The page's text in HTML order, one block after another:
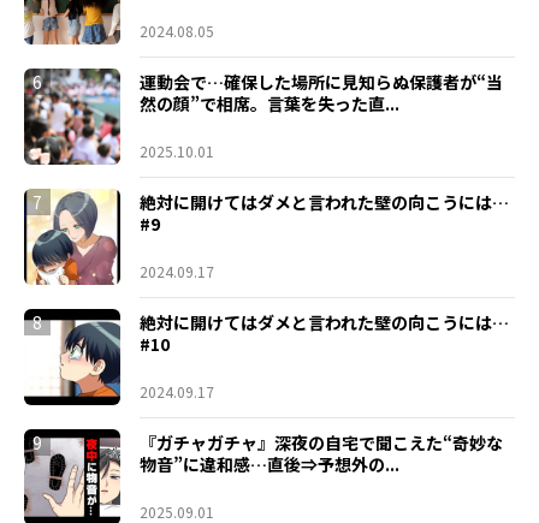
2024.08.05
6
運動会で…確保した場所に見知らぬ保護者が“当
然の顔”で相席。言葉を失った直...
2025.10.01
7
絶対に開けてはダメと言われた壁の向こうには…
#9
2024.09.17
8
絶対に開けてはダメと言われた壁の向こうには…
#10
2024.09.17
9
『ガチャガチャ』深夜の自宅で聞こえた“奇妙な
物音”に違和感…直後⇒予想外の...
2025.09.01